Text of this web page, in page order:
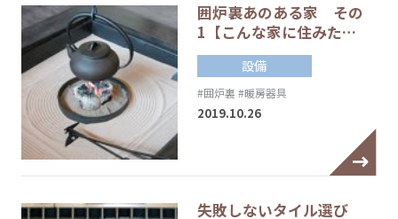
囲炉裏あのある家 その
1【こんな家に住みた…
設備
#囲炉裏 #暖房器具
2019.10.26
失敗しないタイル選び